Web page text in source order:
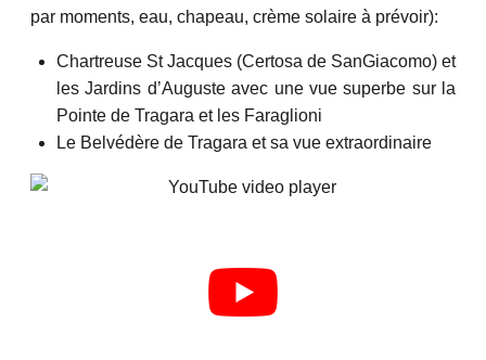
par moments, eau, chapeau, crème solaire à prévoir):
Chartreuse St Jacques (Certosa de SanGiacomo) et
les Jardins d’Auguste avec une vue superbe sur la
Pointe de Tragara et les Faraglioni
Le Belvédère de Tragara et sa vue extraordinaire